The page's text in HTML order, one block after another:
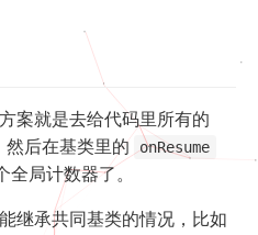
案就是去给代码里所有的
然后在基类里的
onResume
全局计数器了。
继承共同基类的情况，比如